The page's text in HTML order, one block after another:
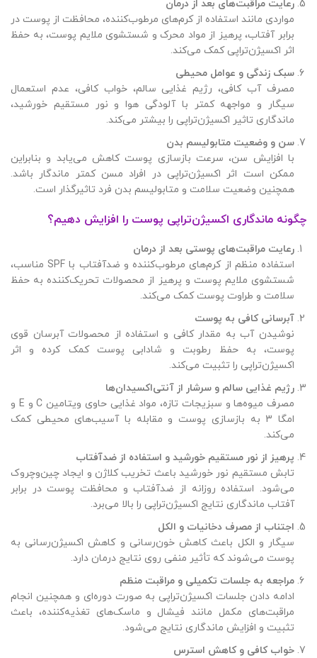
رعایت مراقبت‌های بعد از درمان
مواردی مانند استفاده از کرم‌های مرطوب‌کننده، محافظت از پوست در
برابر آفتاب، پرهیز از مواد محرک و شستشوی ملایم پوست، به حفظ
اثر اکسیژن‌تراپی کمک می‌کند.
سبک زندگی و عوامل محیطی
مصرف آب کافی، رژیم غذایی سالم، خواب کافی، عدم استعمال
سیگار و مواجهه کمتر با آلودگی هوا و نور مستقیم خورشید،
ماندگاری تاثیر اکسیژن‌تراپی را بیشتر می‌کند.
سن و وضعیت متابولیسم بدن
با افزایش سن، سرعت بازسازی پوست کاهش می‌یابد و بنابراین
ممکن است اثر اکسیژن‌تراپی در افراد مسن کمتر ماندگار باشد.
همچنین وضعیت سلامت و متابولیسم بدن فرد تاثیرگذار است.
چگونه ماندگاری اکسیژن‌تراپی پوست را افزایش دهیم؟
رعایت مراقبت‌های پوستی بعد از درمان
استفاده منظم از کرم‌های مرطوب‌کننده و ضدآفتاب با SPF مناسب،
شستشوی ملایم پوست و پرهیز از محصولات تحریک‌کننده به حفظ
سلامت و طراوت پوست کمک می‌کند.
آبرسانی کافی به پوست
نوشیدن آب به مقدار کافی و استفاده از محصولات آبرسان قوی
پوست، به حفظ رطوبت و شادابی پوست کمک کرده و اثر
اکسیژن‌تراپی را تثبیت می‌کند.
رژیم غذایی سالم و سرشار از آنتی‌اکسیدان‌ها
مصرف میوه‌ها و سبزیجات تازه، مواد غذایی حاوی ویتامین C و E و
امگا 3 به بازسازی پوست و مقابله با آسیب‌های محیطی کمک
می‌کند.
پرهیز از نور مستقیم خورشید و استفاده از ضدآفتاب
تابش مستقیم نور خورشید باعث تخریب کلاژن و ایجاد چین‌وچروک
می‌شود. استفاده روزانه از ضدآفتاب و محافظت پوست در برابر
آفتاب ماندگاری نتایج اکسیژن‌تراپی را بالا می‌برد.
اجتناب از مصرف دخانیات و الکل
سیگار و الکل باعث کاهش خون‌رسانی و کاهش اکسیژن‌رسانی به
پوست می‌شوند که تأثیر منفی روی نتایج درمان دارد.
مراجعه به جلسات تکمیلی و مراقبت منظم
ادامه دادن جلسات اکسیژن‌تراپی به صورت دوره‌ای و همچنین انجام
مراقبت‌های مکمل مانند فیشال و ماسک‌های تغذیه‌کننده، باعث
تثبیت و افزایش ماندگاری نتایج می‌شود.
خواب کافی و کاهش استرس